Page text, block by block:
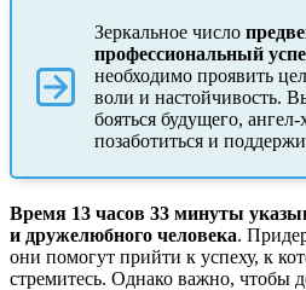
Зеркальное число
профессиональный
необходимо проявить
воли и настойчивость.
бояться будущего,
позаботиться и
Время 13 часов 33 минуты
и дружелюбного человека.
они помогут прийти к успеху, к
стремитесь. Однако важно, чтобы